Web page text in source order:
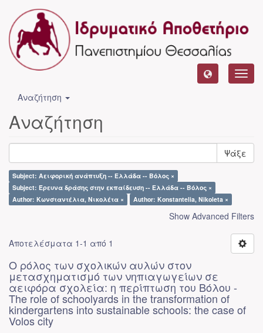
Αναζήτηση
Αναζήτηση
Ψάξε
Subject: Αειφορική ανάπτυξη -- Ελλάδα -- Βόλος ×
Subject: Έρευνα δράσης στην εκπαίδευση -- Ελλάδα -- Βόλος ×
Author: Κωνσταντέλια, Νικολέτα ×
Author: Konstantelia, Nikoleta ×
Show Advanced Filters
Αποτελέσματα 1-1 από 1
Ο ρόλος των σχολικών αυλών στον
μετασχηματισμό των νηπιαγωγείων σε
αειφόρα σχολεία: η περίπτωση του Βόλου -
The role of schoolyards in the transformation of
kindergartens into sustainable schools: the case of
Volos city